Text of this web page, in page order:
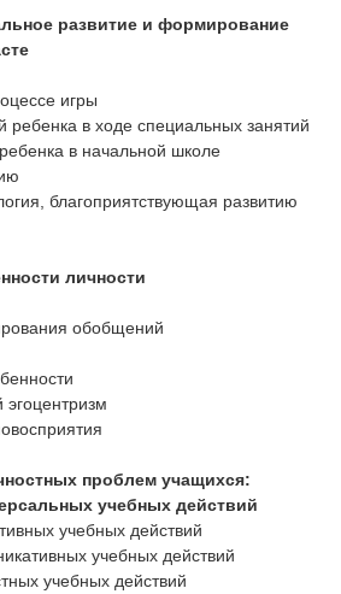
развитие и формирование
игры
ребенка в ходе специальных занятий
в начальной школе
благоприятствующая развитию
личности
обобщений
проблем учащихся:
учебных действий
учебных действий
учебных действий
учебных действий